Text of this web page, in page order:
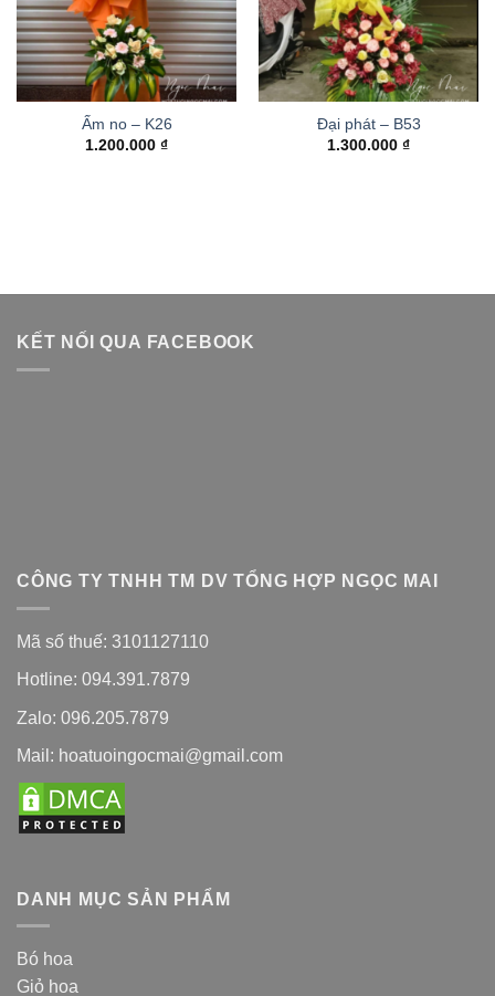
Ấm no – K26
1.200.000 ₫
Đại phát – B53
1.300.000 ₫
KẾT NỐI QUA FACEBOOK
CÔNG TY TNHH TM DV TỔNG HỢP NGỌC MAI
Mã số thuế: 3101127110
Hotline: 094.391.7879
Zalo: 096.205.7879
Mail: hoatuoingocmai@gmail.com
DANH MỤC SẢN PHẨM
Bó hoa
Giỏ hoa